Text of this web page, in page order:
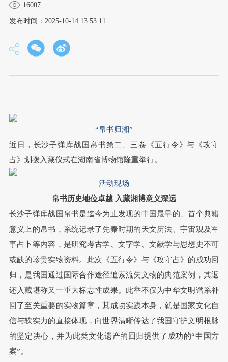
16007
发布时间：2025-10-14 13:53:11
“帛书归湘”
近日，长沙子弹库战国帛书第二、三卷《五行令》与《攻守
占》划拨入藏仪式在湖南省博物馆隆重举行。
活动现场
帛书历史地位卓越 入藏湘博意义深远
长沙子弹库战国帛书是迄今为止发现的中国最早的、首个典籍
意义上的帛书 ，系统记录了先秦时期的天文历法、宇宙观及军
事占卜等内容，是研究考古学、文字学、文献学与思想史不可
或缺的珍贵实物资料。此次《五行令》与《攻守占》的成功回
归，是我国通过国际合作途径追索流失文物的典范案例，其返
还入藏堪称又一重大标志性成果。此举不仅为中华文明谱系补
回了至关重要的实物篇章，其成功实践本身，就是国家文化自
信与软实力的直接体现，向世界清晰传达了我国守护文明根脉
的坚定决心，并为此类文化遗产的回归提供了成功的“中国方
案”。